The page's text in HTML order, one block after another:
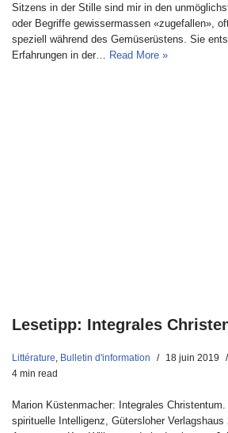
Sitzens in der Stille sind mir in den
oder Begriffe gewissermassen «zugefallen»,
speziell während des Gemüserüstens. Sie
Erfahrungen in der… Read More »
Lesetipp: Integrales
Littérature Bulletin d'information 18 juin 2019
4 min read
Marion Küstenmacher: Integrales
spirituelle Intelligenz, Gütersloher Verlagshaus